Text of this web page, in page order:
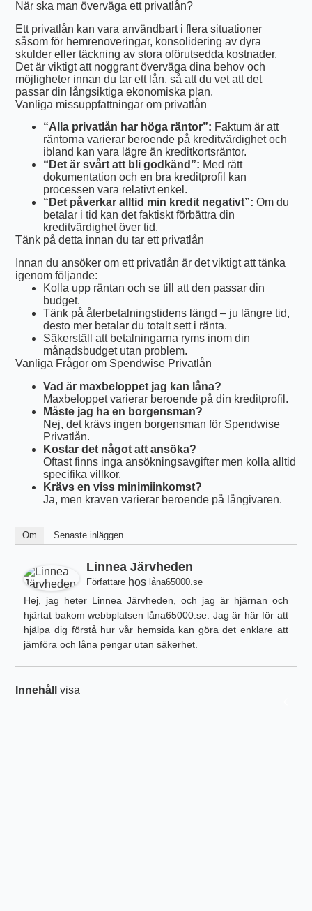
När ska man överväga ett privatlån?
Ett privatlån kan vara användbart i flera situationer
såsom för hemrenoveringar, konsolidering av dyra
skulder eller täckning av stora oförutsedda kostnader.
Det är viktigt att noggrant överväga dina behov och
möjligheter innan du tar ett lån, så att du vet att det
passar din långsiktiga ekonomiska plan.
Vanliga missuppfattningar om privatlån
“Alla privatlån har höga räntor”: Faktum är att
räntorna varierar beroende på kreditvärdighet och
ibland kan vara lägre än kreditkortsräntor.
“Det är svårt att bli godkänd”: Med rätt
dokumentation och en bra kreditprofil kan
processen vara relativt enkel.
“Det påverkar alltid min kredit negativt”: Om du
betalar i tid kan det faktiskt förbättra din
kreditvärdighet över tid.
Tänk på detta innan du tar ett privatlån
Innan du ansöker om ett privatlån är det viktigt att tänka
igenom följande:
Kolla upp räntan och se till att den passar din
budget.
Tänk på återbetalningstidens längd – ju längre tid,
desto mer betalar du totalt sett i ränta.
Säkerställ att betalningarna ryms inom din
månadsbudget utan problem.
Vanliga Frågor om Spendwise Privatlån
Vad är maxbeloppet jag kan låna?
Maxbeloppet varierar beroende på din kreditprofil.
Måste jag ha en borgensman?
Nej, det krävs ingen borgensman för Spendwise
Privatlån.
Kostar det något att ansöka?
Oftast finns inga ansökningsavgifter men kolla alltid
specifika villkor.
Krävs en viss minimiinkomst?
Ja, men kraven varierar beroende på långivaren.
Om Senaste inläggen
Linnea Järvheden
Författare hoslåna65000.se
Hej, jag heter Linnea Järvheden, och jag är hjärnan och
hjärtat bakom webbplatsen låna65000.se. Jag är här för att
hjälpa dig förstå hur vår hemsida kan göra det enklare att
jämföra och låna pengar utan säkerhet.
Innehåll visa